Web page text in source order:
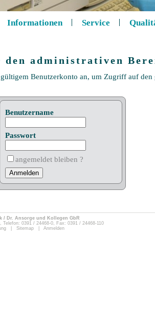
Informationen Service
den administrativen
Benutzerkonto an, um Zugriff auf den
Benutzername
Passwort
angemeldet bleiben ?
/ Dr. Ansorge und Kollegen GbR
Telefon: 0391 / 24468-0, Fax: 0391 / 24468-110
Sitemap Anmelden